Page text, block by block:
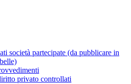
società partecipate (da pubblicare in
privato controllati